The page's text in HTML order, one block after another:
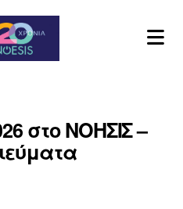
στο ΝΟΗΣΙΣ –